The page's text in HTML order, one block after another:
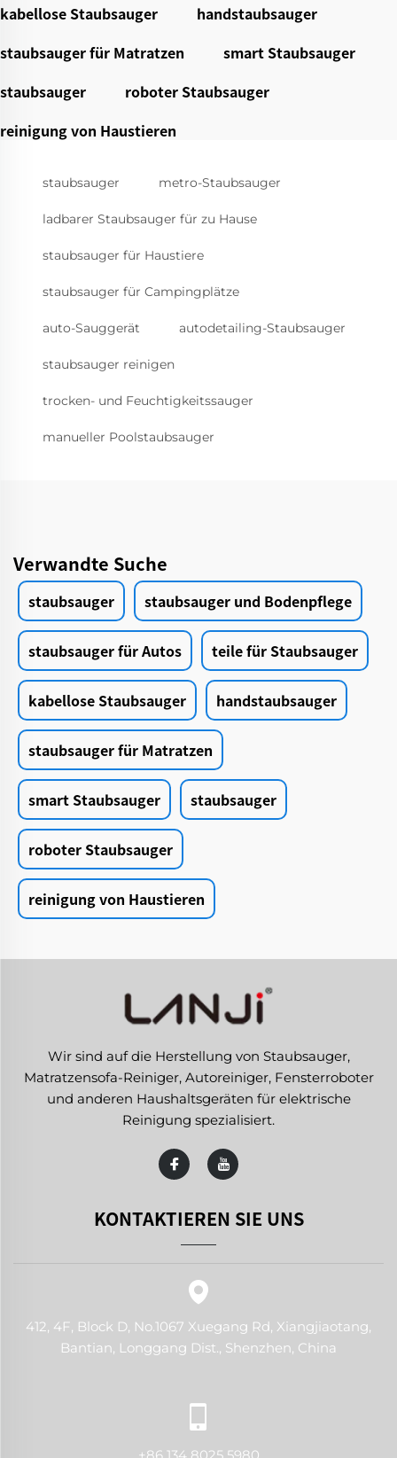
kabellose Staubsauger
handstaubsauger
staubsauger für Matratzen
smart Staubsauger
staubsauger
roboter Staubsauger
reinigung von Haustieren
staubsauger metro-Staubsauger
ladbarer Staubsauger für zu Hause
staubsauger für Haustiere
staubsauger für Campingplätze
auto-Sauggerät autodetailing-Staubsauger
staubsauger reinigen
trocken- und Feuchtigkeitssauger
manueller Poolstaubsauger
Verwandte Suche
staubsauger staubsauger und Bodenpflege
staubsauger für Autos teile für Staubsauger
kabellose Staubsauger handstaubsauger
staubsauger für Matratzen
smart Staubsauger staubsauger
roboter Staubsauger
reinigung von Haustieren
Wir sind auf die Herstellung von Staubsauger,
Matratzensofa-Reiniger, Autoreiniger, Fensterroboter
und anderen Haushaltsgeräten für elektrische
Reinigung spezialisiert.
KONTAKTIEREN SIE UNS
412, 4F, Block D, No.1067 Xuegang Rd, Xiangjiaotang,
Bantian, Longgang Dist., Shenzhen, China